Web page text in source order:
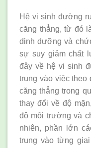
Hệ vi sinh đường
căng thẳng, từ đó
dinh dưỡng và
sự suy giảm chất
đây về hệ vi sinh
trung vào việc theo
căng thẳng trong
thay đổi về độ
độ môi trường và
nhiên, phần lớn
trung vào từng